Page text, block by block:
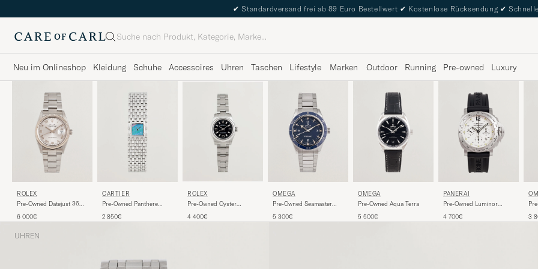
✔ Standardversand frei ab 89 Euro Bestellwert ✔ Kostenlose Rücksendung ✔
Suche
Neu im Onlineshop Kleidung Schuhe Accessoires Uhren Taschen Lifestyle Marken Outdoor Running Pre-owned Luxury
ROLEX
Pre-Owned Datejust 36
6 000€
CARTIER
Pre-Owned Panthere
2 850€
ROLEX
Pre-Owned Oyster
4 400€
OMEGA
Pre-Owned Seamaster
5 300€
OMEGA
Pre-Owned Aqua Terra
5 500€
PANERAI
Pre-Owned Luminor
4 700€ 3
UHREN